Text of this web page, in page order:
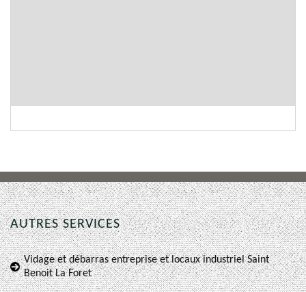
AUTRES SERVICES
Vidage et débarras entreprise et locaux industriel Saint
Benoit La Foret